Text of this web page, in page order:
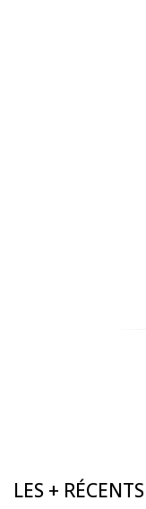
LES + RÉCENTS